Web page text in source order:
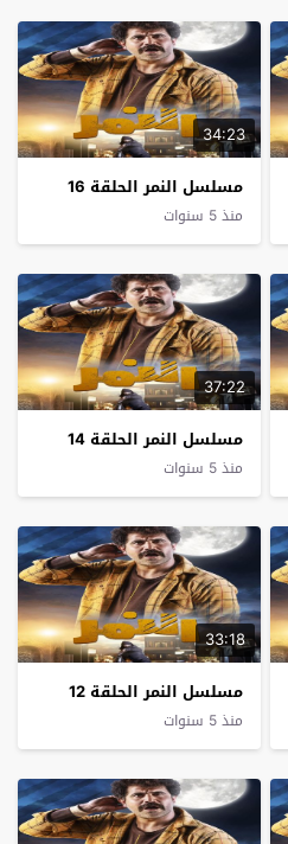
34:23
مسلسل النمر الحلقة 16
منذ 5 سنوات
37:22
مسلسل النمر الحلقة 14
منذ 5 سنوات
33:18
مسلسل النمر الحلقة 12
منذ 5 سنوات